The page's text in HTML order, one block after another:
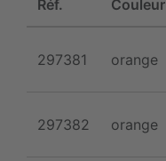
Réf. Couleur
297381 orange
297382 orange